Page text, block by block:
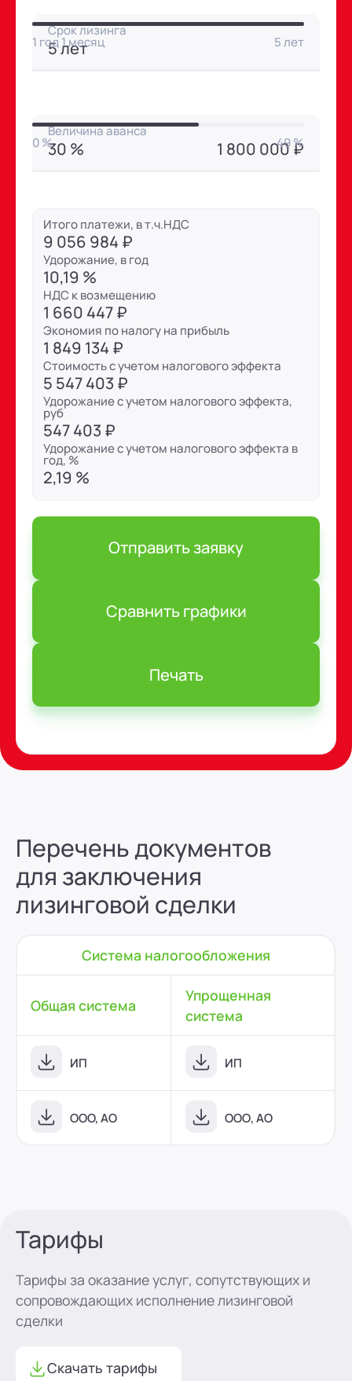
Срок лизинга
5 лет
1 год 1 месяц 5 лет
Величина аванса
30 % 1 800 000 ₽
0 % 49 %
Итого платежи, в т.ч.НДС
9 056 984 ₽
Удорожание, в год
10,19 %
НДС к возмещению
1 660 447 ₽
Экономия по налогу на прибыль
1 849 134 ₽
Стоимость с учетом налогового эффекта
5 547 403 ₽
Удорожание с учетом налогового эффекта,
руб
547 403 ₽
Удорожание с учетом налогового эффекта в
год, %
2,19 %
Отправить заявку
Сравнить графики
Печать
Перечень документов
для заключения
лизинговой сделки
Система налогообложения
Общая система
Упрощенная
система
ИП ИП
OOO, АО ООО, АО
Тарифы
Тарифы за оказание услуг, сопутствующих и
сопровождающих исполнение лизинговой
сделки
Скачать тарифы